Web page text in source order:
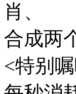
肖、
合成两
<特别